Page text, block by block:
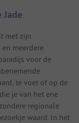
met zijn
meerdere
voor de
te voet of op de
je van het ene
regionale
waard. In het